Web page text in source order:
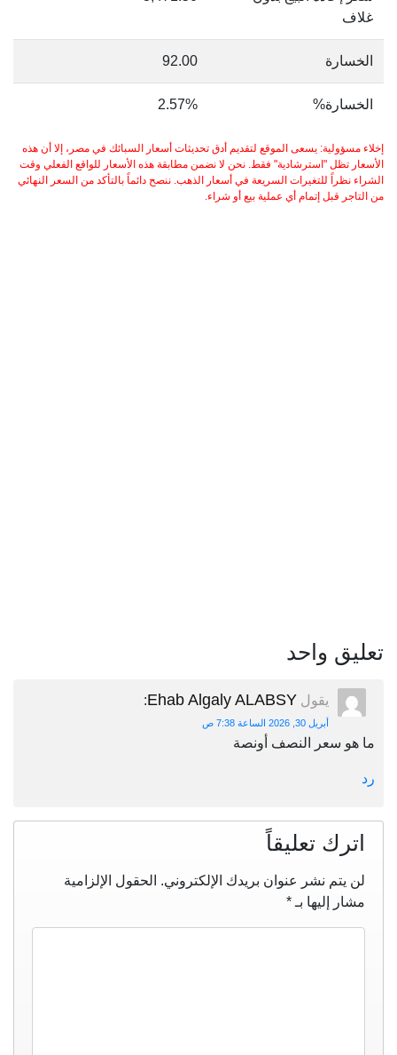
غلاف
الخسارة 92.00
الخسارة% 2.57%
إخلاء مسؤولية: يسعى الموقع لتقديم أدق تحديثات أسعار السبائك في مصر، إلا أن هذه
الأسعار تظل "استرشادية" فقط. نحن لا نضمن مطابقة هذه الأسعار للواقع الفعلي وقت
الشراء نظراً للتغيرات السريعة في أسعار الذهب. ننصح دائماً بالتأكد من السعر النهائي
من التاجر قبل إتمام أي عملية بيع أو شراء.
تعليق واحد
يقول Ehab Algaly ALABSY
:
أبريل 30, 2026 الساعة 7:38 ص
ما هو سعر النصف أونصة
رد
اترك تعليقاً
لن يتم نشر عنوان بريدك الإلكتروني. الحقول الإلزامية
مشار إليها بـ *